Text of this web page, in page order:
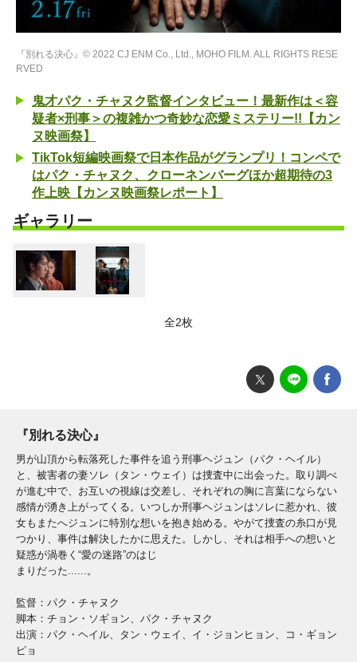
『別れる決心』© 2022 CJ ENM Co., Ltd., MOHO FILM. ALL RIGHTS RESE
RVED
鬼才パク・チャヌク監督インタビュー！最新作は＜容
疑者×刑事＞の複雑かつ奇妙な恋愛ミステリー!!【カン
ヌ映画祭】
TikTok短編映画祭で日本作品がグランプリ！コンペで
はパク・チャヌク、クローネンバーグほか超期待の3
作上映【カンヌ映画祭レポート】
ギャラリー
全2枚
『別れる決心』
男が山頂から転落死した事件を追う刑事ヘジュン（パク・ヘイル）
と、被害者の妻ソレ（タン・ウェイ）は捜査中に出会った。取り調べ
が進む中で、お互いの視線は交差し、それぞれの胸に言葉にならない
感情が湧き上がってくる。いつしか刑事ヘジュンはソレに惹かれ、彼
女もまたへジュンに特別な想いを抱き始める。やがて捜査の糸口が見
つかり、事件は解決したかに思えた。しかし、それは相手への想いと
疑惑が渦巻く“愛の迷路”のはじ
まりだった......。
監督：パク・チャヌク
脚本：チョン・ソギョン、パク・チャヌク
出演：パク・ヘイル、タン・ウェイ、イ・ジョンヒョン、コ・ギョン
ピョ